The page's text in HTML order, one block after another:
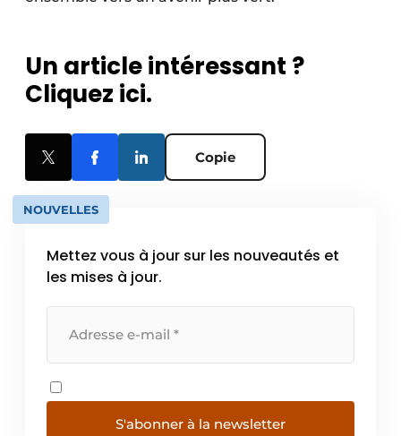
Un article intéressant ?
Cliquez ici.
Copie
NOUVELLES
Mettez vous à jour sur les nouveautés et
les mises à jour.
S'abonner à la newsletter